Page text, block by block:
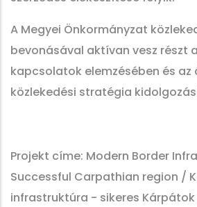
A Megyei Önkormányzat
bevonásával aktívan vesz részt
kapcsolatok elemzésében és
közlekedési stratégia
Projekt címe: Modern Border
Successful Carpathian region /
infrastruktúra - sikeres